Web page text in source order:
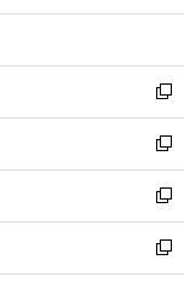
開
ウ
開
く
ン
ウ
で
開
く
ウ
ン
ド
ウ
で
開
く
新
し
い
ウ
ィ
ン
ド
ウ
新
し
い
ウ
ィ
ン
新
し
い
ウ
新
し